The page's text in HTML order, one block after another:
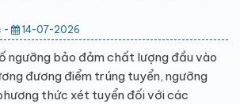
- 14-07-2026
ngưỡng bảo đảm chất lượng đầu vào
đương điểm trúng tuyển, ngưỡng
thức xét tuyển đối với các